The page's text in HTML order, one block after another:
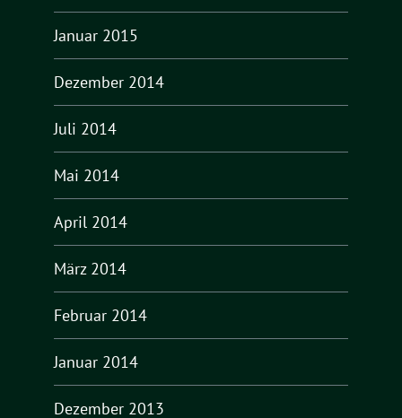
Januar 2015
Dezember 2014
Juli 2014
Mai 2014
April 2014
März 2014
Februar 2014
Januar 2014
Dezember 2013